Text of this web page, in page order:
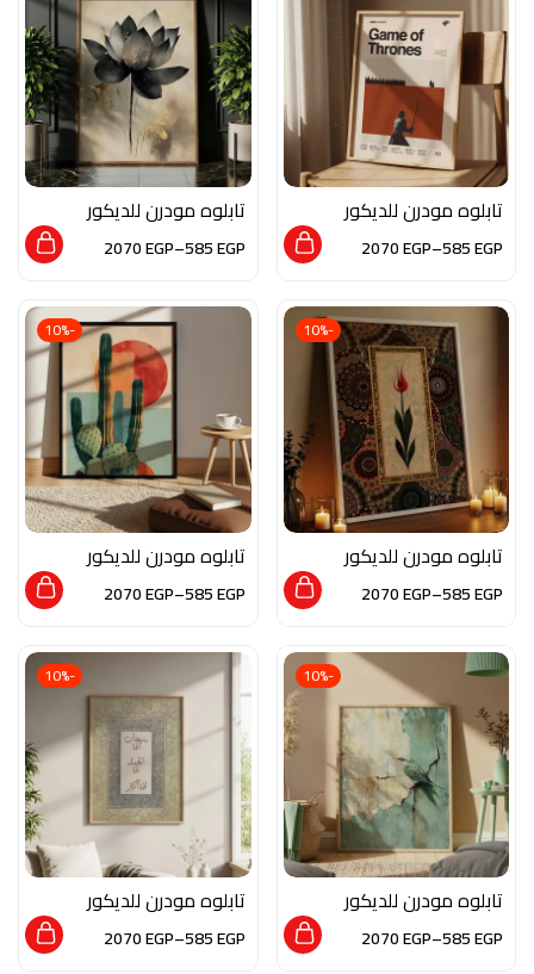
تابلوه مودرن للديكور
من الخشب الطبيعي و
الزجاج بلمسه من الفن
585EGP
–
2070EGP
تابلوه مودرن للديكور
من الخشب الطبيعي و
الزجاج بلمسه من الفن
585EGP
–
2070EGP
-10%
تابلوه مودرن للديكور
من الخشب الطبيعي
والزجاج بلمسة من
585EGP
–
2070EGP
-10%
تابلوه مودرن للديكور
من الخشب الطبيعي و
الزجاج بلمسه من الفن
585EGP
–
2070EGP
-10%
تابلوه مودرن للديكور
من الخشب الطبيعي و
الزجاج بلمسه من الفن
585EGP
–
2070EGP
-10%
تابلوه مودرن للديكور
من الخشب الطبيعي و
الزجاج بلمسه من الفن
585EGP
–
2070EGP